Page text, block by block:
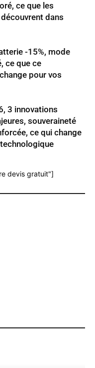
ce que les
dans
-15%, mode
ce que ce
pour vos
3 innovations
souveraineté
ce qui change
devis gratuit"]